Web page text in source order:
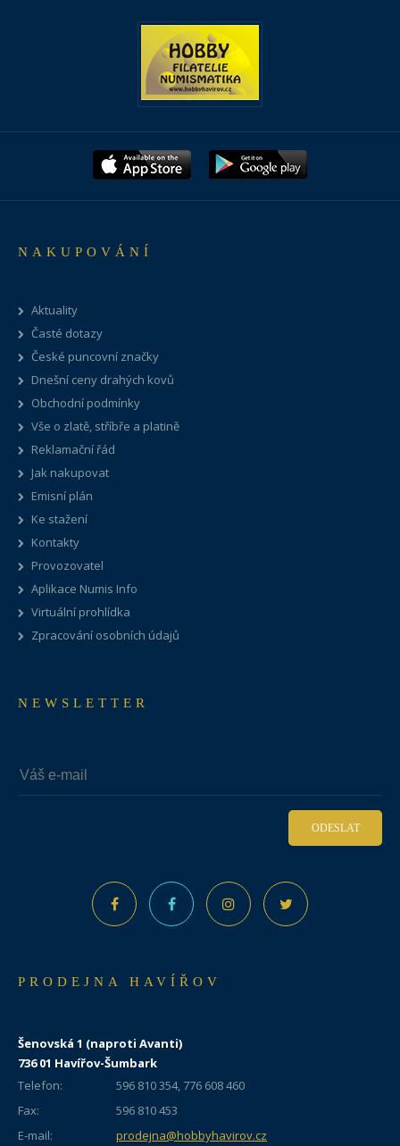
NAKUPOVÁNÍ
Aktuality
Časté dotazy
České puncovní značky
Dnešní ceny drahých kovů
Obchodní podmínky
Vše o zlatě, stříbře a platině
Reklamační řád
Jak nakupovat
Emisní plán
Ke stažení
Kontakty
Provozovatel
Aplikace Numis Info
Virtuální prohlídka
Zpracování osobních údajů
NEWSLETTER
ODESLAT
PRODEJNA HAVÍŘOV
Šenovská 1 (naproti Avanti)
736 01 Havířov-Šumbark
Telefon:
596 810 354, 776 608 460
Fax:
596 810 453
E-mail:
prodejna@hobbyhavirov.cz